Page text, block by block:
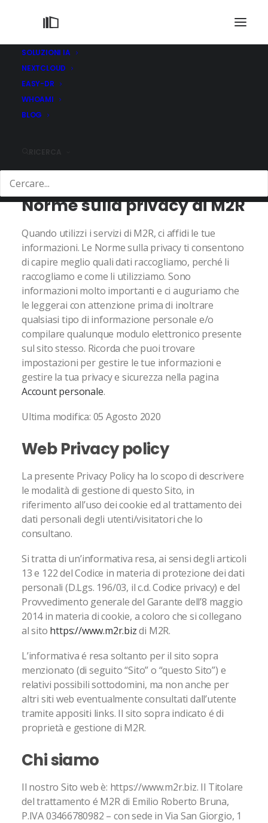
SOLUZIONI IA
NEXTCLOUD
EASY-DR
WHOAMI
BLOG
Norme sulla privacy di M2R
Quando utilizzi i servizi di M2R, ci affidi le tue
informazioni. Le Norme sulla privacy ti consentono
di capire meglio quali dati raccogliamo, perché li
raccogliamo e come li utilizziamo. Sono
informazioni molto importanti e ci auguriamo che
le leggerai con attenzione prima di inoltrare
qualsiasi tipo di informazione personale e/o
compilare qualunque modulo elettronico presente
sul sito stesso. Ricorda che puoi trovare
impostazioni per gestire le tue informazioni e
gestire la tua privacy e sicurezza nella pagina
Account personale.
Ultima modifica: 05 Agosto 2020
Web Privacy policy
La presente Privacy Policy ha lo scopo di descrivere
le modalità di gestione di questo Sito, in
riferimento all’uso dei cookie ed al trattamento dei
dati personali degli utenti/visitatori che lo
consultano.
Si tratta di un’informativa resa, ai sensi degli articoli
13 e 122 del Codice in materia di protezione dei dati
personali (D.Lgs. 196/03, il c.d. Codice privacy) e del
Provvedimento generale del Garante dell’8 maggio
2014 in materia di cookie, a coloro che si collegano
al sito https://www.m2r.bizdi M2R.
L’informativa é resa soltanto per il sito sopra
menzionato (di seguito “Sito” o “questo Sito”) e
relativi possibili sottodomini, ma non anche per
altri siti web eventualmente consultati dall’utente
tramite appositi links. Il sito sopra indicato é di
proprietà e gestione di M2R.
Chi siamo
Il nostro Sito web è: https://www.m2r.biz. Il Titolare
del trattamento é M2R di Emilio Roberto Bruna,
P.IVA 03466780982 – con sede in Via San Giorgio, 1